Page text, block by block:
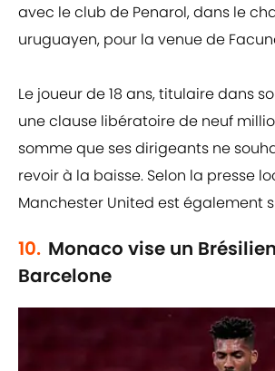
avec le club de Penarol, dans le
uruguayen, pour la venue de
Le joueur de 18 ans, titulaire dans
une clause libératoire de neuf
somme que ses dirigeants ne
revoir à la baisse. Selon la presse
Manchester United est également
10. Monaco vise un
Barcelone